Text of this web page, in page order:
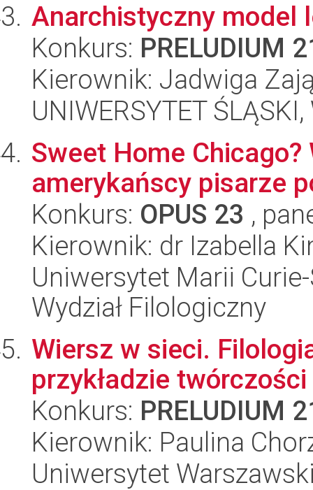
Anarchistyczny model
Konkurs: PRELUDIUM
Kierownik: Jadwiga
UNIWERSYTET
Sweet Home
amerykańscy pisarze
Konkurs: OPUS 23 ,
Kierownik: dr Izabella
Uniwersytet Marii
Wydział Filologiczny
Wiersz w sieci.
przykładzie
Konkurs: PRELUDIUM
Kierownik: Paulina
Uniwersytet